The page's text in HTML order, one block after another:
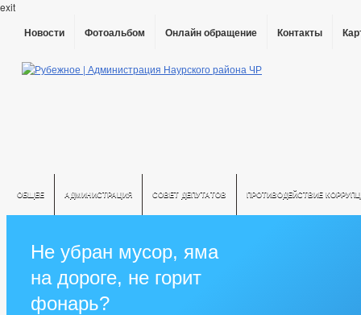
exit
Новости Фотоальбом Онлайн обращение Контакты
ОБЩЕЕ АДМИНИСТРАЦИЯ СОВЕТ ДЕПУТАТОВ ПРОТИВОДЕЙСТВИЕ
Не убран мусор, яма
на дороге, не горит
фонарь?